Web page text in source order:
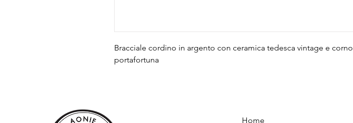
Bracciale cordino in argento con ceramica tedesca vintage e corno
portafortuna
Home